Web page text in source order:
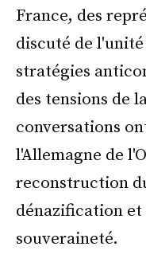
France, des
discuté de
stratégies
des tensions de
conversations
l'Allemagne de
reconstruction
dénazification
souveraineté.